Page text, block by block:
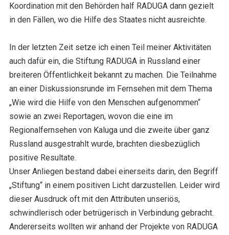
Koordination mit den Behörden half RADUGA dann gezielt
in den Fällen, wo die Hilfe des Staates nicht ausreichte.
In der letzten Zeit setze ich einen Teil meiner Aktivitäten
auch dafür ein, die Stiftung RADUGA in Russland einer
breiteren Öffentlichkeit bekannt zu machen. Die Teilnahme
an einer Diskussionsrunde im Fernsehen mit dem Thema
„Wie wird die Hilfe von den Menschen aufgenommen“
sowie an zwei Reportagen, wovon die eine im
Regionalfernsehen von Kaluga und die zweite über ganz
Russland ausgestrahlt wurde, brachten diesbezüglich
positive Resultate.
Unser Anliegen bestand dabei einerseits darin, den Begriff
„Stiftung“ in einem positiven Licht darzustellen. Leider wird
dieser Ausdruck oft mit den Attributen unseriös,
schwindlerisch oder betrügerisch in Verbindung gebracht.
Andererseits wollten wir anhand der Projekte von RADUGA